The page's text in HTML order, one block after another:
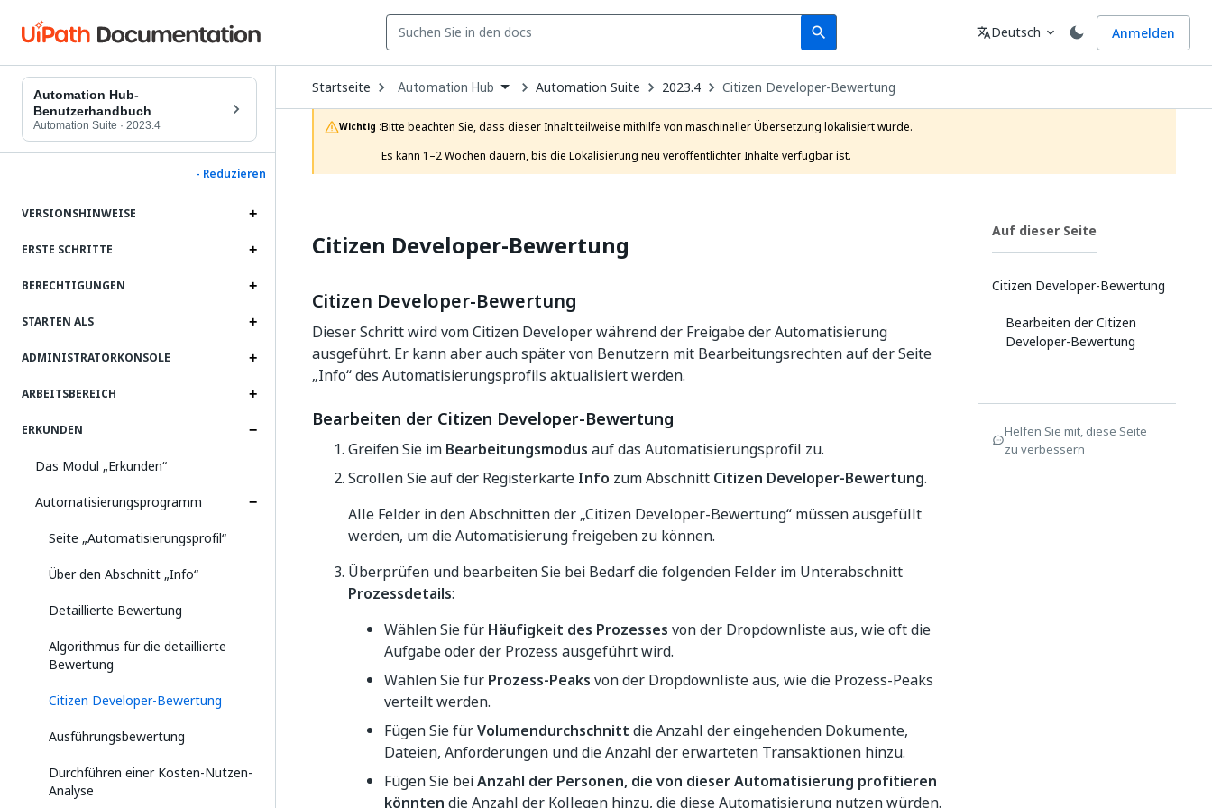
search
Search Sprache
translateDeutsch expand_more Anmelden
Automation Hub-
Benutzerhandbuch
Automation Suite · 2023.4
- Reduzieren
VERSIONSHINWEISE
ERSTE SCHRITTE
BERECHTIGUNGEN
STARTEN ALS
ADMINISTRATORKONSOLE
ARBEITSBEREICH
ERKUNDEN
Das Modul „Erkunden“
Automatisierungsprogramm
Seite „Automatisierungsprofil“
Über den Abschnitt „Info“
Detaillierte Bewertung
Algorithmus für die detaillierte
Bewertung
Citizen Developer-Bewertung
Ausführungsbewertung
Durchführen einer Kosten-Nutzen-
Analyse
Startseite Open
Dropdown
to
choose
product
Automation Hub Automation Suite 2023.4 Citizen Developer-Bewertung
Wichtig :Bitte beachten Sie, dass dieser Inhalt teilweise mithilfe von maschineller Übersetzung lokalisiert wurde.
Es kann 1–2 Wochen dauern, bis die Lokalisierung neu veröffentlichter Inhalte verfügbar ist.
Citizen Developer-Bewertung
Citizen Developer-Bewertung
Dieser Schritt wird vom Citizen Developer während der Freigabe der Automatisierung
ausgeführt. Er kann aber auch später von Benutzern mit Bearbeitungsrechten auf der Seite
„Info“ des Automatisierungsprofils aktualisiert werden.
Bearbeiten der Citizen Developer-Bewertung
Greifen Sie im Bearbeitungsmodus auf das Automatisierungsprofil zu.
Scrollen Sie auf der Registerkarte Info zum Abschnitt Citizen Developer-Bewertung.
Alle Felder in den Abschnitten der „Citizen Developer-Bewertung“ müssen ausgefüllt
werden, um die Automatisierung freigeben zu können.
Überprüfen und bearbeiten Sie bei Bedarf die folgenden Felder im Unterabschnitt
Prozessdetails:
Wählen Sie für Häufigkeit des Prozesses von der Dropdownliste aus, wie oft die
Aufgabe oder der Prozess ausgeführt wird.
Wählen Sie für Prozess-Peaks von der Dropdownliste aus, wie die Prozess-Peaks
verteilt werden.
Fügen Sie fürVolumendurchschnitt die Anzahl der eingehenden Dokumente,
Dateien, Anforderungen und die Anzahl der erwarteten Transaktionen hinzu.
Fügen Sie beiAnzahl der Personen, die von dieser Automatisierung profitieren
könnten die Anzahl der Kollegen hinzu, die diese Automatisierung nutzen würden.
Auf dieser Seite
Citizen Developer-Bewertung
Bearbeiten der Citizen
Developer-Bewertung
Helfen Sie mit, diese Seite
zu verbessern